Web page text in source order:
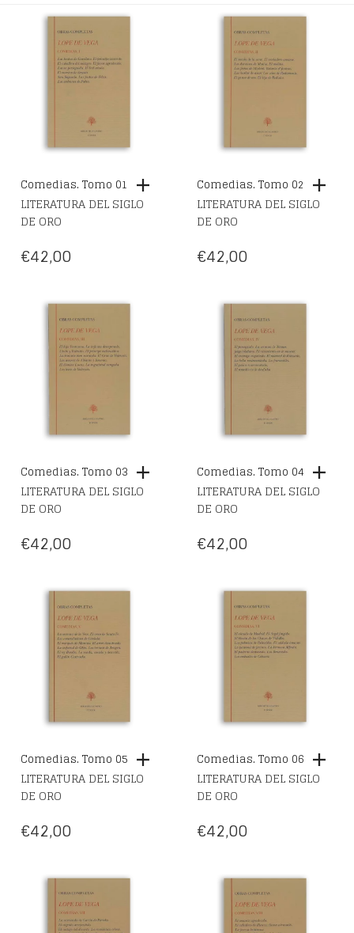
Comedias. Tomo 01
LITERATURA DEL SIGLO
DE ORO
€42,00
Comedias. Tomo 02
LITERATURA DEL SIGLO
DE ORO
€42,00
Comedias. Tomo 03
LITERATURA DEL SIGLO
DE ORO
€42,00
Comedias. Tomo 04
LITERATURA DEL SIGLO
DE ORO
€42,00
Comedias. Tomo 05
LITERATURA DEL SIGLO
DE ORO
€42,00
Comedias. Tomo 06
LITERATURA DEL SIGLO
DE ORO
€42,00